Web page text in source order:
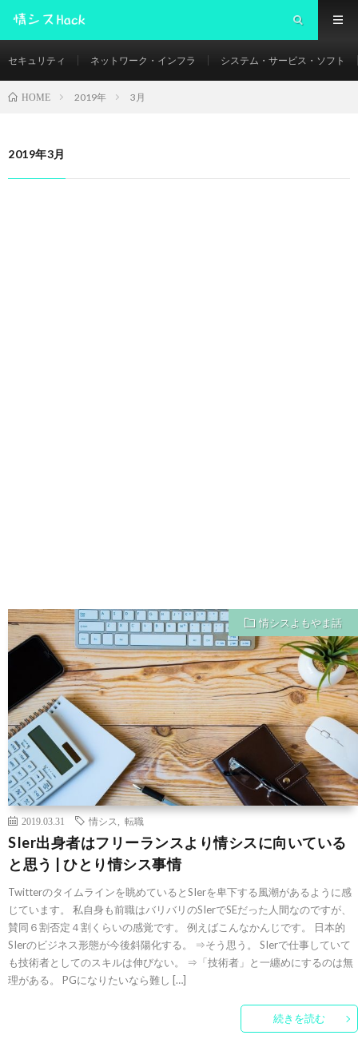
セキュリティ ネットワーク・インフラ システム・サービス・ソフト
HOME 2019年 3月
2019年3月
情シスよもやま話
2019.03.31 情シス 転職
SIer出身者はフリーランスより情シスに向いている
と思う | ひとり情シス事情
Twitterのタイムラインを眺めているとSIerを卑下する風潮があるように感
じています。 私自身も前職はバリバリのSIerでSEだった人間なのですが、
賛同６割否定４割くらいの感覚です。 例えばこんなかんじです。 日本的
SIerのビジネス形態が今後斜陽化する。 ⇒そう思う。 SIerで仕事していて
も技術者としてのスキルは伸びない。 ⇒「技術者」と一纏めにするのは無
理がある。 PGになりたいなら難し […]
続きを読む